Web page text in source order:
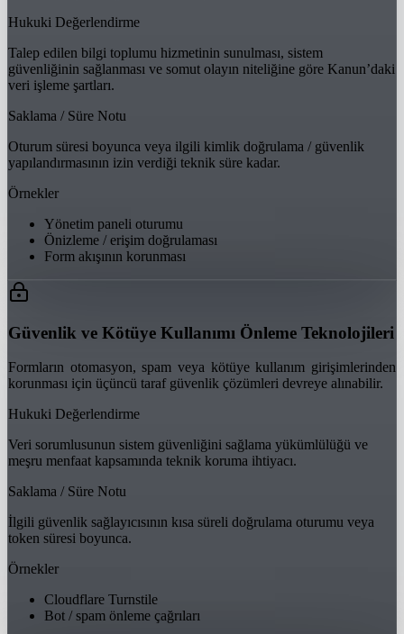
Hukuki Değerlendirme
Talep edilen bilgi toplumu hizmetinin sunulması, sistem
güvenliğinin sağlanması ve somut olayın niteliğine göre Kanun’daki
veri işleme şartları.
Saklama / Süre Notu
Oturum süresi boyunca veya ilgili kimlik doğrulama / güvenlik
yapılandırmasının izin verdiği teknik süre kadar.
Örnekler
Yönetim paneli oturumu
Önizleme / erişim doğrulaması
Form akışının korunması
Güvenlik ve Kötüye Kullanımı Önleme Teknolojileri
Formların otomasyon, spam veya kötüye kullanım girişimlerinden
korunması için üçüncü taraf güvenlik çözümleri devreye alınabilir.
Hukuki Değerlendirme
Veri sorumlusunun sistem güvenliğini sağlama yükümlülüğü ve
meşru menfaat kapsamında teknik koruma ihtiyacı.
Saklama / Süre Notu
İlgili güvenlik sağlayıcısının kısa süreli doğrulama oturumu veya
token süresi boyunca.
Örnekler
Cloudflare Turnstile
Bot / spam önleme çağrıları